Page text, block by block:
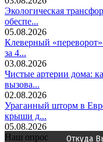
Экологическая
обеспе...
05.08.2026
Клеверный
за 4...
03.08.2026
Чистые артерии дома:
вызова...
02.08.2026
Ураганный шторм в
крыши д...
05.08.2026
Наш опрос
Откуда